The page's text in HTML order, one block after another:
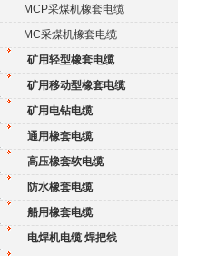
MCP采煤机橡套电缆
MC采煤机橡套电缆
矿用轻型橡套电缆
矿用移动型橡套电缆
矿用电钻电缆
通用橡套电缆
高压橡套软电缆
防水橡套电缆
船用橡套电缆
电焊机电缆 焊把线